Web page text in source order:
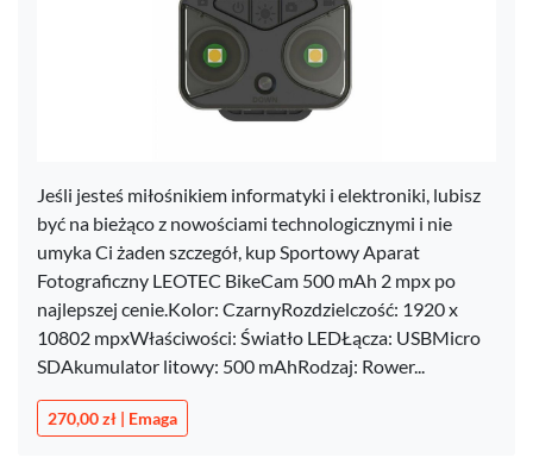
Jeśli jesteś miłośnikiem informatyki i elektroniki, lubisz
być na bieżąco z nowościami technologicznymi i nie
umyka Ci żaden szczegół, kup Sportowy Aparat
Fotograficzny LEOTEC BikeCam 500 mAh 2 mpx po
najlepszej cenie.Kolor: CzarnyRozdzielczość: 1920 x
10802 mpxWłaściwości: Światło LEDŁącza: USBMicro
SDAkumulator litowy: 500 mAhRodzaj: Rower...
270,00 zł | Emaga